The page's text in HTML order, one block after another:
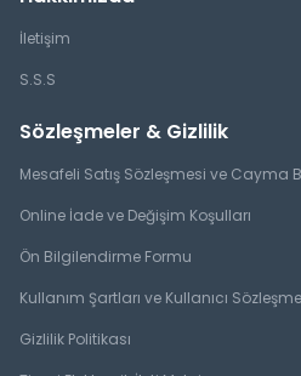
İletişim
S.S.S
Sözleşmeler & Gizlilik
Mesafeli Satış Sözleşmesi ve Cayma
Online İade ve Değişim Koşulları
Ön Bilgilendirme Formu
Kullanım Şartları ve Kullanıcı
Gizlilik Politikası